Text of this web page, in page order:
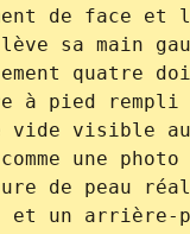
de face et
sa main
quatre
pied rempli
vide visible
une photo
de peau
un arrière-